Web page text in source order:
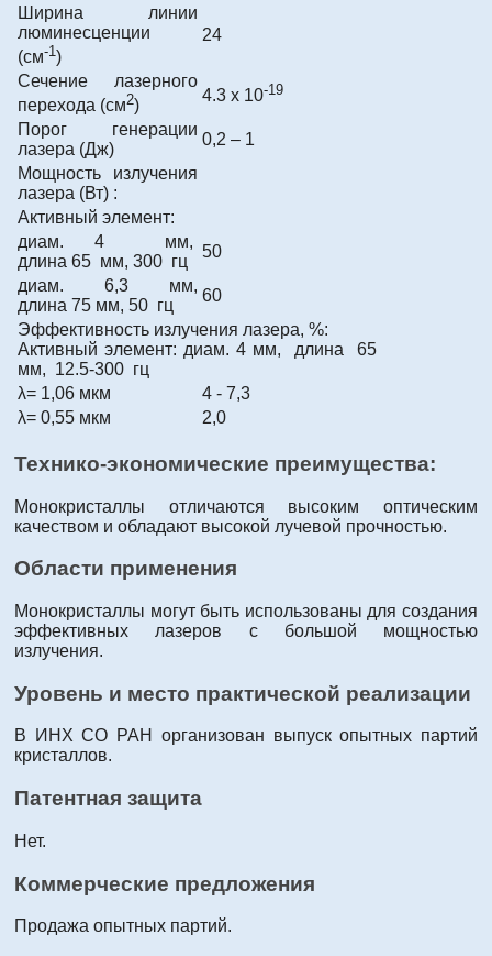
Ширина линии
люминесценции
(см-1)
24
Сечение лазерного
перехода (см2)
4.3 x 10-19
Порог генерации
лазера (Дж)
0,2 – 1
Мощность излучения
лазера (Вт) :
Aктивный элемент:
диам. 4 мм,
длина 65 мм, 300 гц
50
диам. 6,3 мм,
длина 75 мм, 50 гц
60
Эффективность излучения лазера, %:
Aктивный элемент: диам. 4 мм, длина 65
мм, 12.5-300 гц
λ= 1,06 мкм
4 - 7,3
λ= 0,55 мкм
2,0
Технико-экономические преимущества:
Монокристаллы отличаются высоким оптическим
качеством и обладают высокой лучевой прочностью.
Области применения
Монокристаллы могут быть использованы для создания
эффективных лазеров с большой мощностью
излучения.
Уровень и место практической реализации
В ИНХ СО РАН организован выпуск опытных партий
кристаллов.
Патентная защита
Нет.
Коммерческие предложения
Продажа опытных партий.